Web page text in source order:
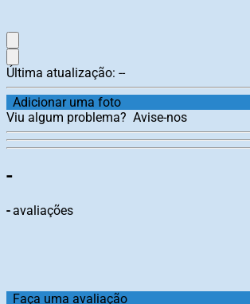
Última atualização: --
Adicionar uma foto
Viu algum problema? Avise-nos
-
-avaliações
Faça uma avaliação